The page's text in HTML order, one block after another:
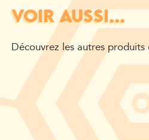
VOIR AUSSI...
Découvrez les autres